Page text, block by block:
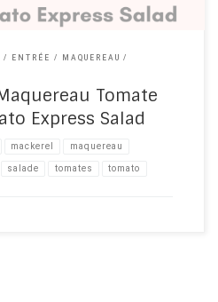
ENTRÉE
MAQUEREAU
Tomate
Express Salad
mackerel maquereau
salade tomates tomato